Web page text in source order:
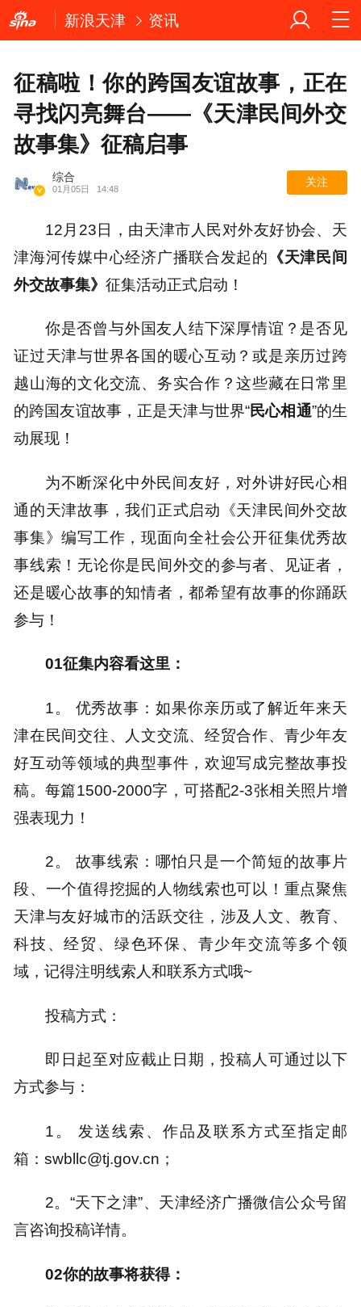
新浪天津 资讯
征稿啦！你的跨国友谊故事，正在
寻找闪亮舞台——《天津民间外交
故事集》征稿启事
综合
01月05日 14:48
关注
12月23日，由天津市人民对外友好协会、天
津海河传媒中心经济广播联合发起的 《天津民间
外交故事集》征集活动正式启动！
你是否曾与外国友人结下深厚情谊？是否见
证过天津与世界各国的暖心互动？或是亲历过跨
越山海的文化交流、务实合作？这些藏在日常里
的跨国友谊故事，正是天津与世界“民心相通”的生
动展现！
为不断深化中外民间友好，对外讲好民心相
通的天津故事，我们正式启动《天津民间外交故
事集》编写工作，现面向全社会公开征集优秀故
事线索！无论你是民间外交的参与者、见证者，
还是暖心故事的知情者，都希望有故事的你踊跃
参与！
01征集内容看这里：
1。 优秀故事：如果你亲历或了解近年来天
津在民间交往、人文交流、经贸合作、青少年友
好互动等领域的典型事件，欢迎写成完整故事投
稿。每篇1500-2000字，可搭配2-3张相关照片增
强表现力！
2。 故事线索：哪怕只是一个简短的故事片
段、一个值得挖掘的人物线索也可以！重点聚焦
天津与友好城市的活跃交往，涉及人文、教育、
科技、经贸、绿色环保、青少年交流等多个领
域，记得注明线索人和联系方式哦~
投稿方式：
即日起至对应截止日期，投稿人可通过以下
方式参与：
1。 发送线索、作品及联系方式至指定邮
箱：swbllc@tj.gov.cn；
2。“天下之津”、天津经济广播微信公众号留
言咨询投稿详情。
02你的故事将获得：